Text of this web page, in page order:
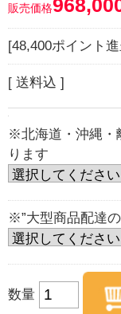
販売価格
[48,400ポイント
[ 送料込 ]
※北海道・沖縄・
ります
※”大型商品配達
数量